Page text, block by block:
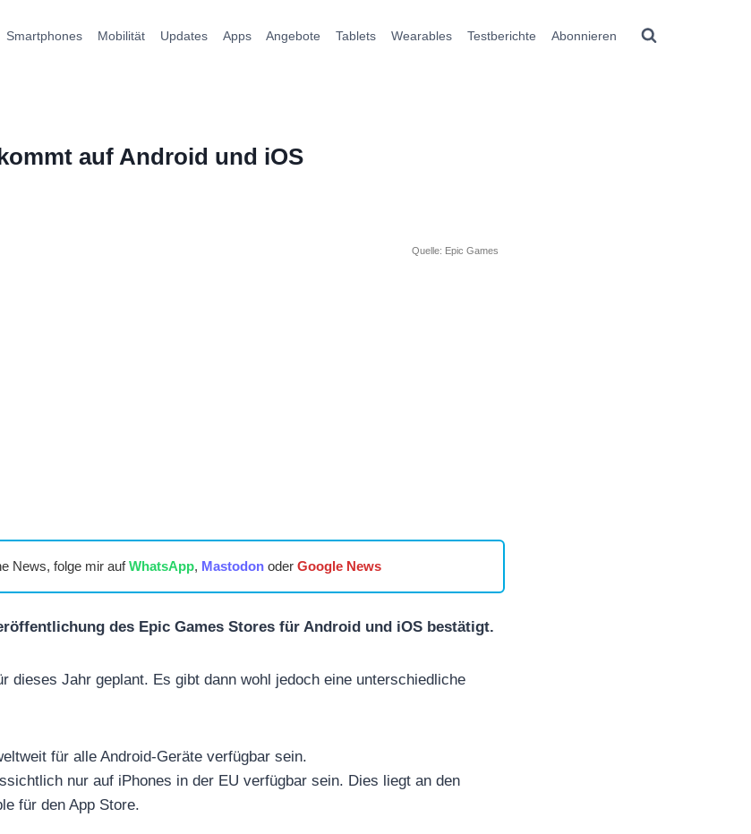
Smartphones Mobilität Updates Apps Angebote Tablets Wearables Testberichte Abonnieren
auf Android und iOS
Quelle: Epic Games
News, folge mir aufWhatsApp, Mastodonoder Google News
des Epic Games Stores für Android und iOS bestätigt.
dieses Jahr geplant. Es gibt dann wohl jedoch eine unterschiedliche
für alle Android-Geräte verfügbar sein.
nur auf iPhones in der EU verfügbar sein. Dies liegt an den
für den App Store.